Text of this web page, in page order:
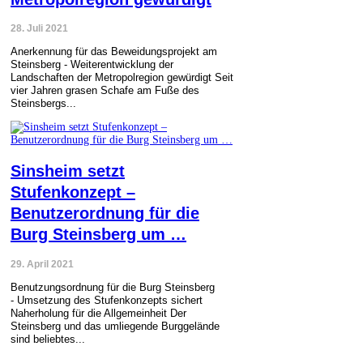
28. Juli 2021
Anerkennung für das Beweidungsprojekt am
Steinsberg - Weiterentwicklung der
Landschaften der Metropolregion gewürdigt Seit
vier Jahren grasen Schafe am Fuße des
Steinsbergs...
Sinsheim setzt
Stufenkonzept –
Benutzerordnung für die
Burg Steinsberg um …
29. April 2021
Benutzungsordnung für die Burg Steinsberg
- Umsetzung des Stufenkonzepts sichert
Naherholung für die Allgemeinheit Der
Steinsberg und das umliegende Burggelände
sind beliebtes...